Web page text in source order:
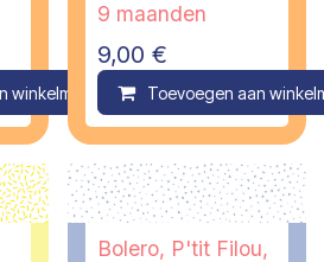
winkelmandje Compare
9 maanden
9,00 €
Toevoegen aan
Bolero, P'tit Filou,